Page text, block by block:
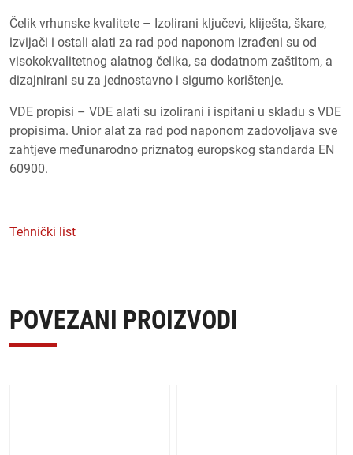
Čelik vrhunske kvalitete – Izolirani ključevi, kliješta, škare,
izvijači i ostali alati za rad pod naponom izrađeni su od
visokokvalitetnog alatnog čelika, sa dodatnom zaštitom, a
dizajnirani su za jednostavno i sigurno korištenje.
VDE propisi – VDE alati su izolirani i ispitani u skladu s VDE
propisima. Unior alat za rad pod naponom zadovoljava sve
zahtjeve međunarodno priznatog europskog standarda EN
60900.
Tehnički list
POVEZANI PROIZVODI